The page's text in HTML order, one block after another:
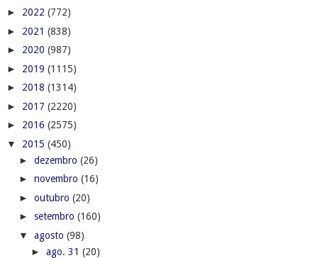
► 2022 (772)
► 2021 (838)
► 2020 (987)
► 2019 (1115)
► 2018 (1314)
► 2017 (2220)
► 2016 (2575)
▼ 2015 (450)
► dezembro (26)
► novembro (16)
► outubro (20)
► setembro (160)
▼ agosto (98)
► ago. 31 (20)